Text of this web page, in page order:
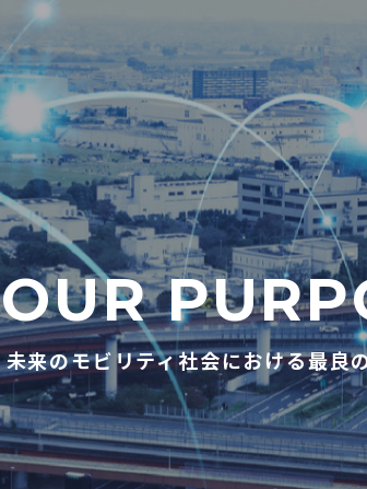
OUR
未来のモビリティ社会における最良